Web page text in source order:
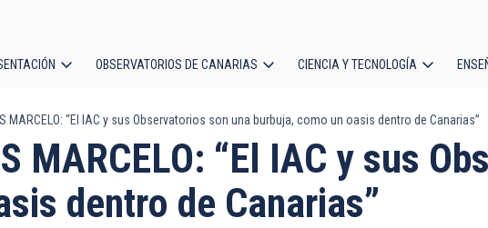
OBSERVATORIOS DE CANARIAS CIENCIA Y TECNOLOGÍA
MARCELO: “El IAC y sus Observatorios son una burbuja, como un oasis dentro de Canarias”
MARCELO: “El IAC y sus
dentro de Canarias”